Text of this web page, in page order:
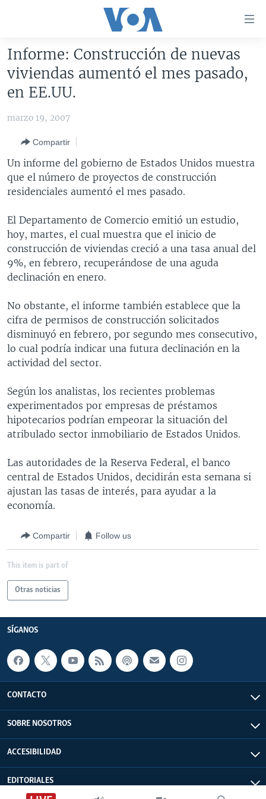
accesibilidad
contenido
Salte
principal
Salte
AMÉRICA DEL NORTE
VOA VERIFICA INMIGRACIÓN
VOA VERIFICA AMÉRICA LATINA
ARGENTINA
BOLIVIA
COLOMBIA
PERÚ
ECUADOR
VENEZUELA
CHINA EN AMÉRICA LATINA
CENTROAMÉRICA
COSTA RICA
GUATEMALA
HONDURAS
NICARAGUA
OTRAS SECCIONES
LIBERTAD DE PRENSA
MUNDO
ECONOMÍA
TECNOLOGÍA
DEPORTES
CIENCIA Y SALUD
LIBERTAD DE PRENSA
UCRANIA
MULTIMEDIA
FOTOGRAFÍA
AUDIOS
EL MUNDO AL DÍA
FORO INTERAMERICANO
VISIÓN 360
PANORAMA
RADIO
AVANCE INFORMATIVO
AUDIONOTICIAS
ESTADOS UNIDOS AL DÍA
EL MUNDO AL DÍA [RADIO]
DEPORTIVO INTERNACIONAL
NOTA ECONÓMICA
ENTRETENIMIENTO
DIRECT
DOCUMENTALES DE LA VOA
Learning English
SÍGANOS
Idiomas
Informe: Construcción de nuevas
viviendas aumentó el mes pasado,
en EE.UU.
marzo 19, 2007
Compartir
Un informe del gobierno de Estados Unidos muestra
que el número de proyectos de construcción
residenciales aumentó el mes pasado.
El Departamento de Comercio emitió un estudio,
hoy, martes, el cual muestra que el inicio de
construcción de viviendas creció a una tasa anual del
9%, en febrero, recuperándose de una aguda
declinación en enero.
No obstante, el informe también establece que la
cifra de permisos de construcción solicitados
disminuyó en febrero, por segundo mes consecutivo,
lo cual podría indicar una futura declinación en la
actividad del sector.
Según los analistas, los recientes problemas
experimentados por empresas de préstamos
hipotecarios podrían empeorar la situación del
atribulado sector inmobiliario de Estados Unidos.
Las autoridades de la Reserva Federal, el banco
central de Estados Unidos, decidirán esta semana si
ajustan las tasas de interés, para ayudar a la
economía.
Compartir Follow us
This item is part of
Otras noticias
SÍGANOS
CONTACTO
SOBRE NOSOTROS
ACCESIBILIDAD
EDITORIALES